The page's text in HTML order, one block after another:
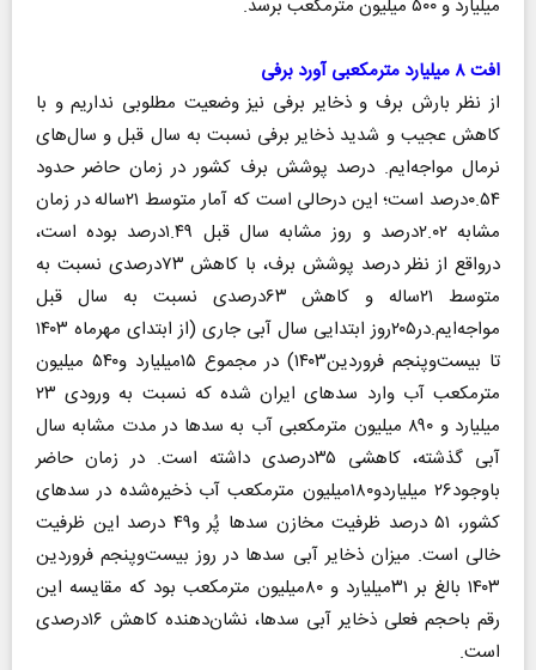
میلیارد و ۵۰۰ میلیون مترمکعب برسد.
افت ۸ میلیارد مترمکعبی آورد برفی
از نظر بارش برف و ذخایر برفی نیز وضعیت مطلوبی نداریم و با
کاهش عجیب و شدید ذخایر برفی نسبت به سال قبل و سال‌های
نرمال مواجه‌ایم. درصد پوشش برف کشور در زمان حاضر حدود
۰.۵۴درصد است؛ این درحالی است که آمار متوسط ۲۱ساله در زمان
مشابه ۲.۰۲درصد و روز مشابه سال قبل ۱.۴۹درصد بوده است،
درواقع از نظر درصد پوشش برف، با کاهش ۷۳درصدی نسبت به
متوسط ۲۱ساله و کاهش ۶۳درصدی نسبت به سال قبل
مواجه‌ایم.در۲۰۵روز ابتدایی سال آبی جاری (از ابتدای مهرماه ۱۴۰۳
تا بیست‌وپنجم فروردین‌۱۴۰۳) در مجموع ۱۵میلیارد و۵۴۰ میلیون
مترمکعب آب وارد سدهای ایران شده که نسبت به ورودی ۲۳
میلیارد و ۸۹۰ میلیون مترمکعبی آب به سدها در مدت مشابه سال
آبی گذشته، کاهشی ۳۵درصدی داشته است. در زمان حاضر
باوجود۲۶ میلیاردو۱۸۰میلیون مترمکعب آب ذخیره‌شده در سدهای
کشور، ۵۱ درصد ظرفیت مخازن سدها پُر و۴۹ درصد این ظرفیت
خالی است. میزان ذخایر آبی سدها در روز بیست‌وپنجم فروردین
۱۴۰۳ بالغ بر ۳۱میلیارد و ۸۰میلیون مترمکعب بود که مقایسه این
رقم باحجم فعلی ذخایر آبی سدها، نشان‌دهنده کاهش ۱۶درصدی
است.